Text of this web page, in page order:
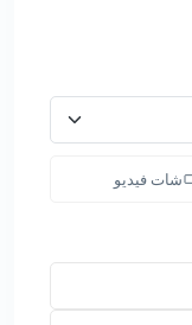
شات فيديو